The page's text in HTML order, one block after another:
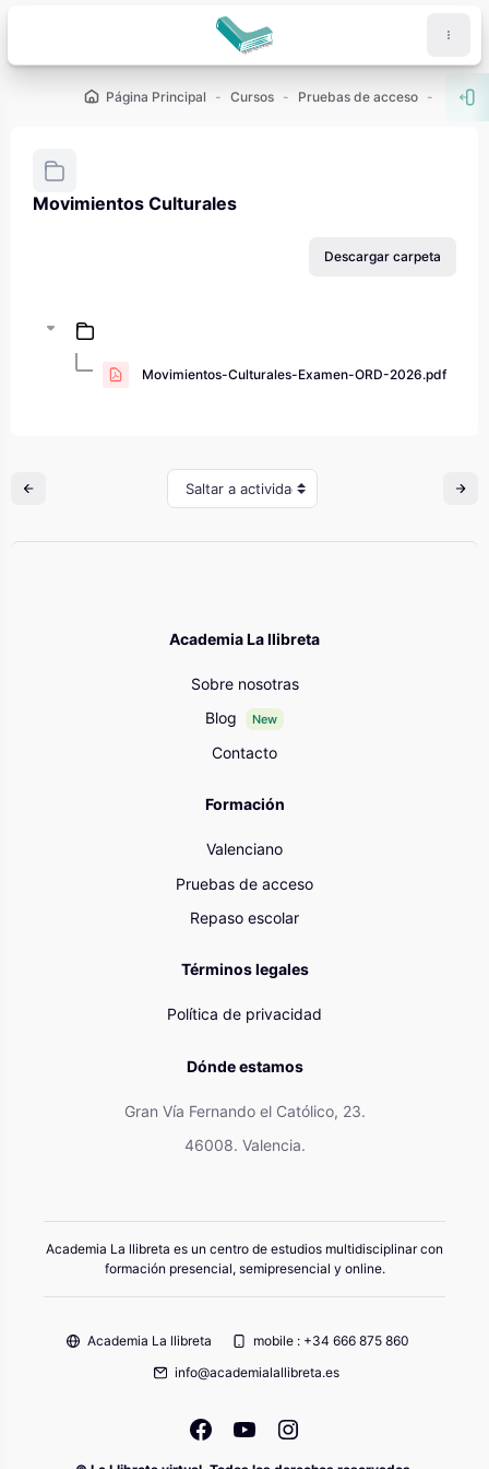
Página Principal Cursos Pruebas de acceso PAU -
Movimientos Culturales
Descargar carpeta
Movimientos-Culturales-Examen-ORD-2026.pdf
Saltar a actividad
Academia La llibreta
Sobre nosotras
Blog
New
Contacto
Formación
Valenciano
Pruebas de acceso
Repaso escolar
Términos legales
Política de privacidad
Dónde estamos
Gran Vía Fernando el Católico, 23.
46008. Valencia.
Academia La llibreta es un centro de estudios multidisciplinar con
formación presencial, semipresencial y online.
Academia La llibreta
mobile : +34 666 875 860
info@academialallibreta.es